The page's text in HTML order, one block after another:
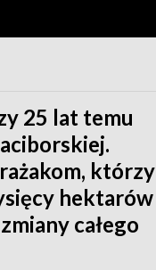
25 lat temu
którzy
hektarów
całego